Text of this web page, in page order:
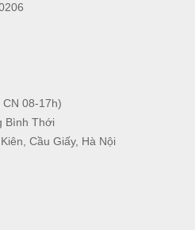
08-17h)
Bình Thới
Cầu Giấy, Hà Nội